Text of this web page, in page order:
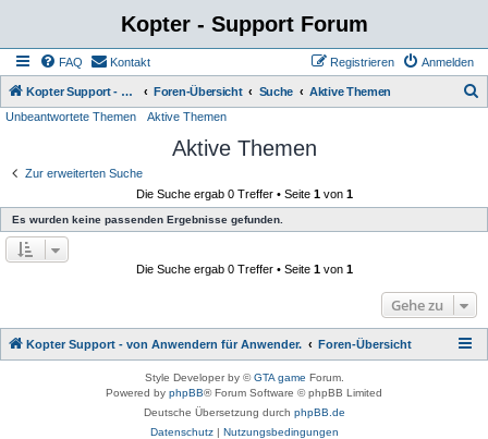
Kopter - Support Forum
FAQ Kontakt Anmelden
Registrieren
Kopter Support - von Anwendern für Anwender. Foren-Übersicht Suche Aktive Themen
Unbeantwortete Themen Aktive Themen
Aktive Themen
Zur erweiterten Suche
Die Suche ergab 0 Treffer • Seite 1von 1
Es wurden keine passenden Ergebnisse gefunden.
Die Suche ergab 0 Treffer • Seite 1von 1
Gehe zu
Kopter Support - von Anwendern für Anwender. Foren-Übersicht
Style Developer by ©GTA game Forum.
Powered by phpBB® Forum Software © phpBB Limited
Deutsche Übersetzung durch phpBB.de
Datenschutz| Nutzungsbedingungen